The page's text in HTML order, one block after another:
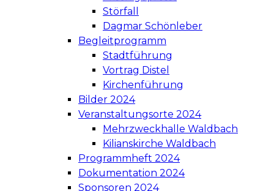
Störfall
Dagmar Schönleber
Begleitprogramm
Stadtführung
Vortrag Distel
Kirchenführung
Bilder 2024
Veranstaltungsorte 2024
Mehrzweckhalle Waldbach
Kilianskirche Waldbach
Programmheft 2024
Dokumentation 2024
Sponsoren 2024